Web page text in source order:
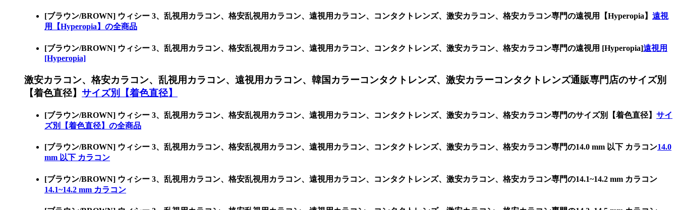
[ブラウン/BROWN] ウィシー 3、乱視用カラコン、格安乱視用カラコン、遠視用カラコン、コンタクトレンズ、激安カラコン、格安カラコン専門の遠視用【Hyperopia】 遠視
用【Hyperopia】の全商品
[ブラウン/BROWN] ウィシー 3、乱視用カラコン、格安乱視用カラコン、遠視用カラコン、コンタクトレンズ、激安カラコン、格安カラコン専門の遠視用 [Hyperopia]遠視用
[Hyperopia]
激安カラコン、格安カラコン、乱視用カラコン、遠視用カラコン、韓国カラーコンタクトレンズ、激安カラーコンタクトレンズ通販専門店のサイズ別
【着色直径】 サイズ別【着色直径】
[ブラウン/BROWN] ウィシー 3、乱視用カラコン、格安乱視用カラコン、遠視用カラコン、コンタクトレンズ、激安カラコン、格安カラコン専門のサイズ別【着色直径】 サイ
ズ別【着色直径】の全商品
[ブラウン/BROWN] ウィシー 3、乱視用カラコン、格安乱視用カラコン、遠視用カラコン、コンタクトレンズ、激安カラコン、格安カラコン専門の14.0 mm 以下 カラコン14.0
mm 以下 カラコン
[ブラウン/BROWN] ウィシー 3、乱視用カラコン、格安乱視用カラコン、遠視用カラコン、コンタクトレンズ、激安カラコン、格安カラコン専門の14.1~14.2 mm カラコン
14.1~14.2 mm カラコン